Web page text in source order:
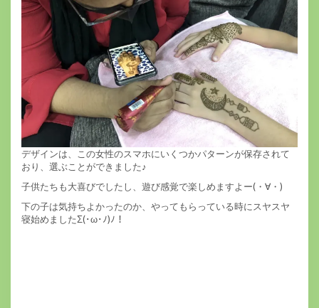
デザインは、この女性のスマホにいくつかパターンが保存されて
おり、選ぶことができました♪
子供たちも大喜びでしたし、遊び感覚で楽しめますよー(・∀・)
下の子は気持ちよかったのか、やってもらっている時にスヤスヤ
寝始めましたΣ(･ω･ﾉ)ﾉ！